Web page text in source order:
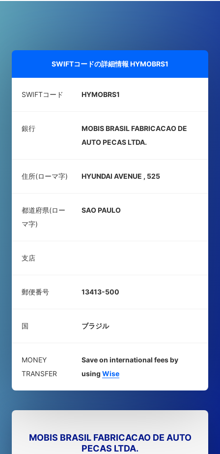
SWIFTコードの詳細情報 HYMOBRS1
SWIFTコード HYMOBRS1
銀行
MOBIS BRASIL FABRICACAO DE
AUTO PECAS LTDA.
住所(ローマ字) HYUNDAI AVENUE , 525
都道府県(ロー
マ字)
SAO PAULO
支店
郵便番号 13413-500
国 ブラジル
MONEY
TRANSFER
Save on international fees by
using Wise
MOBIS BRASIL FABRICACAO DE AUTO
PECAS LTDA.